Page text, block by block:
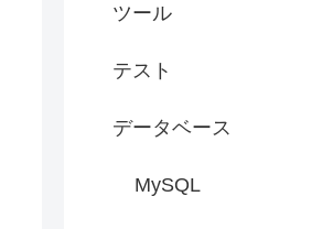
ツール
テスト
データベース
MySQL